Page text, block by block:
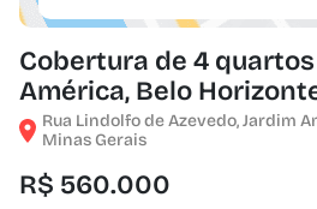
Cobertura de 4
América, Belo
Rua Lindolfo de Azevedo, Jardim
Minas Gerais
R$ 560.000